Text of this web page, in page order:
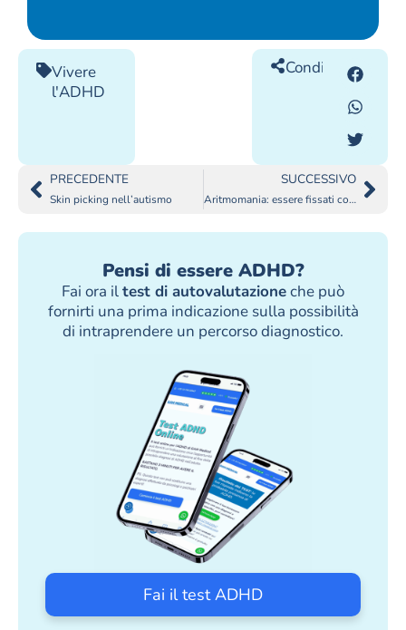
Vivere
l'ADHD
Condividilo
PRECEDENTE
Skin picking nell’autismo
SUCCESSIVO
Aritmomania: essere fissati con i numeri
Pensi di essere ADHD?
Fai ora iltest di autovalutazioneche può
fornirti una prima indicazione sulla possibilità
di intraprendere un percorso diagnostico.
Fai il test ADHD